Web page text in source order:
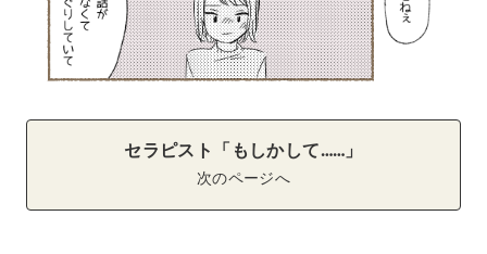
セラピスト「もしかして……」
次のページへ